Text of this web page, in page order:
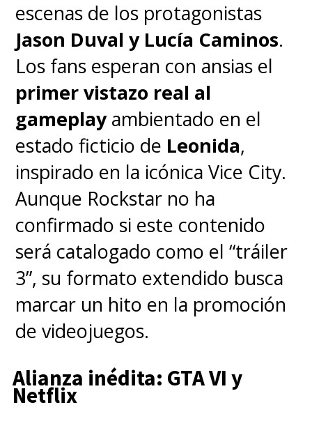
escenas de los protagonistas
Jason Duval y Lucía Caminos.
Los fans esperan con ansias el
primer vistazo real al
gameplayambientado en el
estado ficticio de Leonida,
inspirado en la icónica Vice City.
Aunque Rockstar no ha
confirmado si este contenido
será catalogado como el “tráiler
3”, su formato extendido busca
marcar un hito en la promoción
de videojuegos.
Alianza inédita: GTA VI y
Netflix